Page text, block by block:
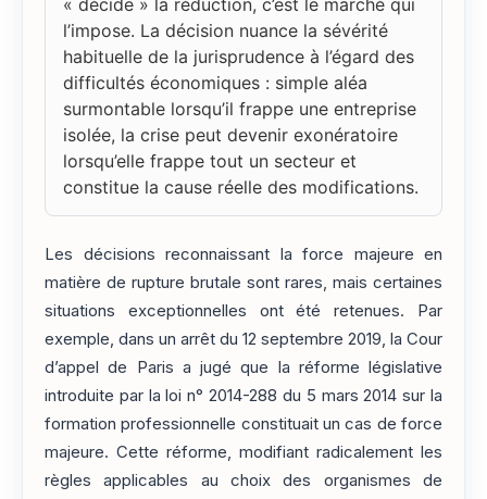
l’impose. La décision nuance la sévérité
habituelle de la jurisprudence à l’égard des
difficultés économiques : simple aléa
surmontable lorsqu’il frappe une entreprise
isolée, la crise peut devenir exonératoire
lorsqu’elle frappe tout un secteur et
constitue la cause réelle des modifications.
Les décisions reconnaissant la force majeure en
matière de rupture brutale sont rares, mais certaines
situations exceptionnelles ont été retenues. Par
exemple, dans un arrêt du 12 septembre 2019, la Cour
d’appel de Paris a jugé que la réforme législative
introduite par la loi n° 2014-288 du 5 mars 2014 sur la
formation professionnelle constituait un cas de force
majeure. Cette réforme, modifiant radicalement les
règles applicables au choix des organismes de